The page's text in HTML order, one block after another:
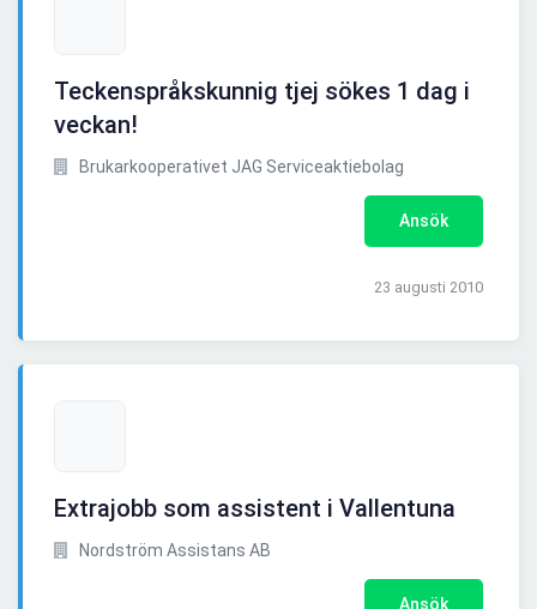
Teckenspråkskunnig tjej sökes 1 dag i
veckan!
Brukarkooperativet JAG Serviceaktiebolag
Ansök
23 augusti 2010
Extrajobb som assistent i Vallentuna
Nordström Assistans AB
Ansök